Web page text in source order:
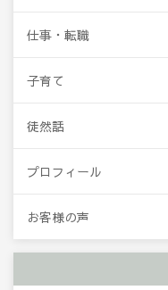
仕事・転職
子育て
徒然話
プロフィール
お客様の声